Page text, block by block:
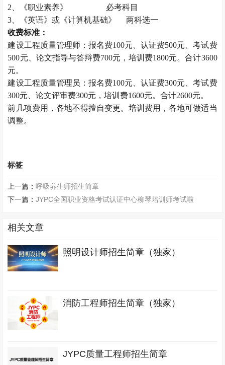
2、《职业素养》 必考科目
3、《英语》或《计算机基础》 两科选一
收费标准：
建设工程质量管理师：报名费100元、认证费500元、考试费
500元、论文指导与答辩费700元，培训费1800元。合计3600
元。
建设工程质量管理员：报名费100元、认证费300元、考试费
300元、论文评审费300元，培训费1600元。合计2600元。
前几项费用，各地不得擅自变更。培训费用，各地可做适当
调整。
标签
上一篇：呼吸养生师招生简章
下一篇：JYPC全国职业资格考试认证中心柳琴培训师考试啦
相关文章
照明设计师招生简章（独家）
消防工程师招生简章（独家）
JYPC质量工程师招生简章